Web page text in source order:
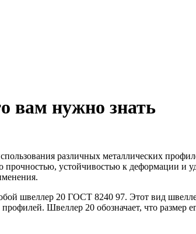
Оцинкованный прокат
вам нужно знать
различных металлических
прочностью, устойчивостью к деформации и
швеллер 20 ГОСТ 8240 97. Этот вид
Швеллер 20 обозначает, что размер